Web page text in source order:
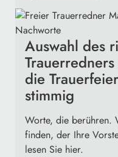
Auswahl des
die
stimmig
Worte, die berühren.
finden, der Ihre
lesen Sie hier.